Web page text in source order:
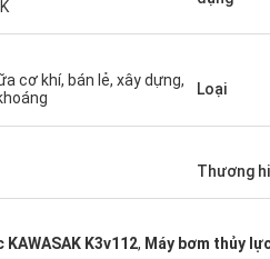
cơ khí, bán lẻ, xây dựng,
Loại
Thương
K3v112, Máy bơm thủy